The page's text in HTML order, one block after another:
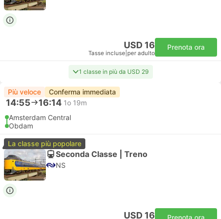
USD 16
Tasse incluse per adulto
Prenota ora
1 classe in più da USD 29
Più veloce Conferma immediata
14:55 16:14 1o 19m
Amsterdam Central
Obdam
La classe più popolare
Seconda Classe | Treno
NS
USD 16 Prenota ora